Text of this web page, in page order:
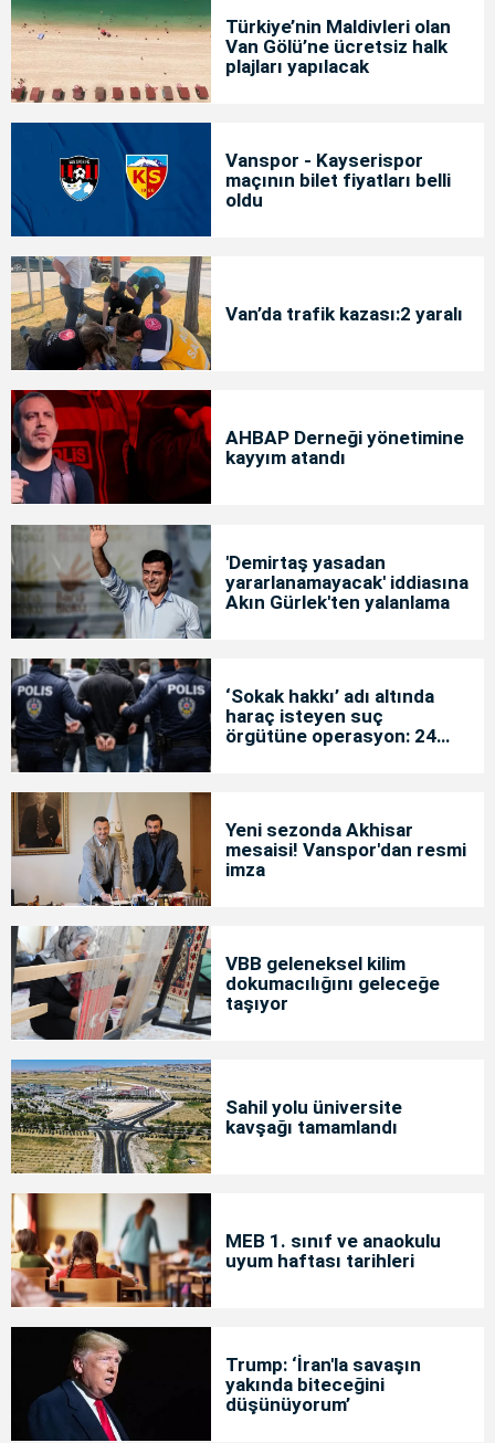
Türkiye’nin Maldivleri olan
Van Gölü’ne ücretsiz halk
plajları yapılacak
Vanspor - Kayserispor
maçının bilet fiyatları belli
oldu
Van’da trafik kazası:2 yaralı
AHBAP Derneği yönetimine
kayyım atandı
'Demirtaş yasadan
yararlanamayacak' iddiasına
Akın Gürlek'ten yalanlama
‘Sokak hakkı’ adı altında
haraç isteyen suç
örgütüne operasyon: 24
Yeni sezonda Akhisar
mesaisi! Vanspor'dan resmi
imza
VBB geleneksel kilim
dokumacılığını geleceğe
taşıyor
Sahil yolu üniversite
kavşağı tamamlandı
MEB 1. sınıf ve anaokulu
uyum haftası tarihleri
Trump: ‘İran'la savaşın
yakında biteceğini
düşünüyorum’